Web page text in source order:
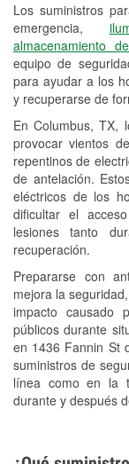
Los suministros
emergencia,
almacenamiento
equipo de
para ayudar a los
y recuperarse de
En Columbus, TX,
provocar vientos
repentinos de
de antelación.
eléctricos de los
dificultar el
lesiones tanto
recuperación.
Prepararse con
mejora la
impacto causado
públicos durante
en 1436 Fannin St
suministros de
línea como en la
durante y después